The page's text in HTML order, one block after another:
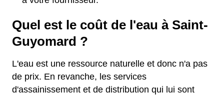
Quel est le coût de l'eau à Saint-
Guyomard ?
L'eau est une ressource naturelle et donc n'a pas
de prix. En revanche, les services
d'assainissement et de distribution qui lui sont